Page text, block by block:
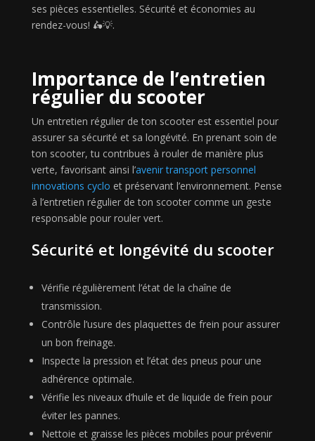
ses pièces essentielles. Sécurité et économies au
rendez-vous! 🛵💡.
Importance de l’entretien
régulier du scooter
Un entretien régulier de ton scooter est essentiel pour
assurer sa sécurité et sa longévité. En prenant soin de
ton scooter, tu contribues à rouler de manière plus
verte, favorisant ainsi l’avenir transport personnel
innovations cyclo et préservant l’environnement. Pense
à l’entretien régulier de ton scooter comme un geste
responsable pour rouler vert.
Sécurité et longévité du scooter
Vérifie régulièrement l’état de la chaîne de
transmission.
Contrôle l’usure des plaquettes de frein pour assurer
un bon freinage.
Inspecte la pression et l’état des pneus pour une
adhérence optimale.
Vérifie les niveaux d’huile et de liquide de frein pour
éviter les pannes.
Nettoie et graisse les pièces mobiles pour prévenir